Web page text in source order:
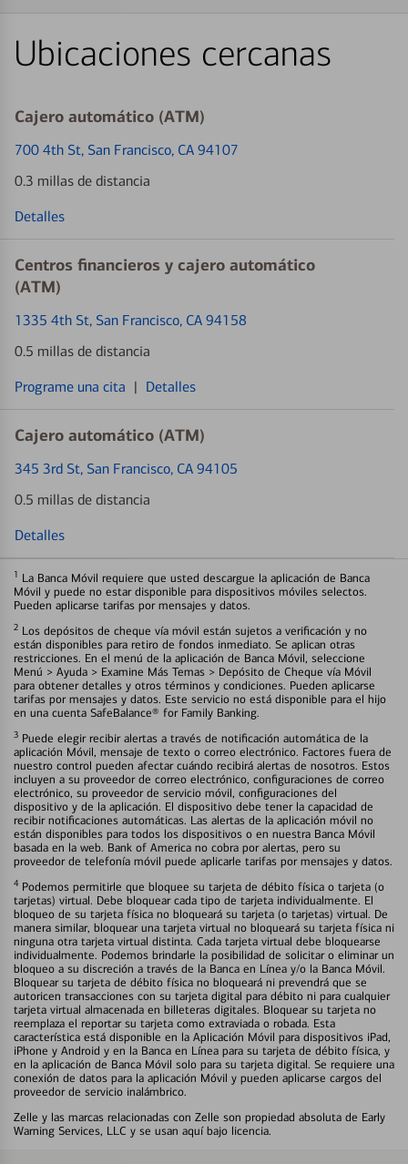
Ubicaciones cercanas
Cajero automático (ATM)
700 4th St, San Francisco, CA 94107
0.3 millas de distancia
Detalles
Centros financieros y cajero automático
(ATM)
1335 4th St, San Francisco, CA 94158
0.5 millas de distancia
Programe una cita | Detalles
Cajero automático (ATM)
345 3rd St, San Francisco, CA 94105
0.5 millas de distancia
Detalles
1 La Banca Móvil requiere que usted descargue la aplicación de Banca
Móvil y puede no estar disponible para dispositivos móviles selectos.
Pueden aplicarse tarifas por mensajes y datos.
2 Los depósitos de cheque vía móvil están sujetos a verificación y no
están disponibles para retiro de fondos inmediato. Se aplican otras
restricciones. En el menú de la aplicación de Banca Móvil, seleccione
Menú > Ayuda > Examine Más Temas > Depósito de Cheque vía Móvil
para obtener detalles y otros términos y condiciones. Pueden aplicarse
tarifas por mensajes y datos. Este servicio no está disponible para el hijo
en una cuenta SafeBalance® for Family Banking.
3 Puede elegir recibir alertas a través de notificación automática de la
aplicación Móvil, mensaje de texto o correo electrónico. Factores fuera de
nuestro control pueden afectar cuándo recibirá alertas de nosotros. Estos
incluyen a su proveedor de correo electrónico, configuraciones de correo
electrónico, su proveedor de servicio móvil, configuraciones del
dispositivo y de la aplicación. El dispositivo debe tener la capacidad de
recibir notificaciones automáticas. Las alertas de la aplicación móvil no
están disponibles para todos los dispositivos o en nuestra Banca Móvil
basada en la web. Bank of America no cobra por alertas, pero su
proveedor de telefonía móvil puede aplicarle tarifas por mensajes y datos.
4 Podemos permitirle que bloquee su tarjeta de débito física o tarjeta (o
tarjetas) virtual. Debe bloquear cada tipo de tarjeta individualmente. El
bloqueo de su tarjeta física no bloqueará su tarjeta (o tarjetas) virtual. De
manera similar, bloquear una tarjeta virtual no bloqueará su tarjeta física ni
ninguna otra tarjeta virtual distinta. Cada tarjeta virtual debe bloquearse
individualmente. Podemos brindarle la posibilidad de solicitar o eliminar un
bloqueo a su discreción a través de la Banca en Línea y/o la Banca Móvil.
Bloquear su tarjeta de débito física no bloqueará ni prevendrá que se
autoricen transacciones con su tarjeta digital para débito ni para cualquier
tarjeta virtual almacenada en billeteras digitales. Bloquear su tarjeta no
reemplaza el reportar su tarjeta como extraviada o robada. Esta
característica está disponible en la Aplicación Móvil para dispositivos iPad,
iPhone y Android y en la Banca en Línea para su tarjeta de débito física, y
en la aplicación de Banca Móvil solo para su tarjeta digital. Se requiere una
conexión de datos para la aplicación Móvil y pueden aplicarse cargos del
proveedor de servicio inalámbrico.
Zelle y las marcas relacionadas con Zelle son propiedad absoluta de Early
Warning Services, LLC y se usan aquí bajo licencia.